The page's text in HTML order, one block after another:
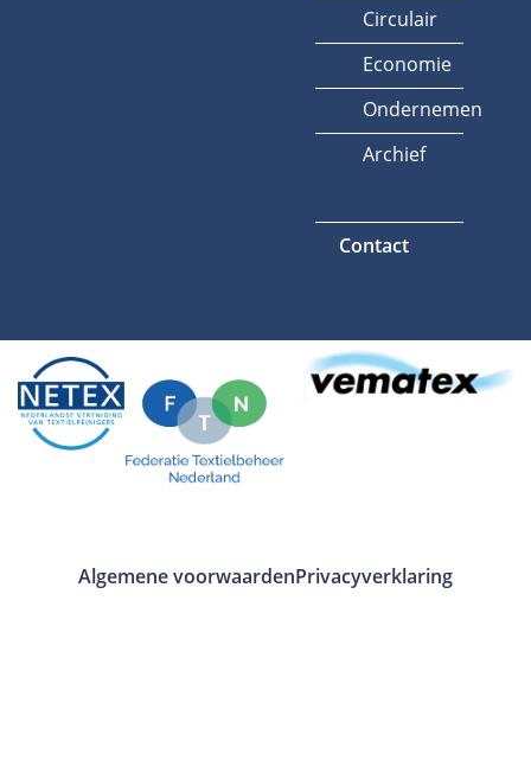
Circulair
Economie
Ondernemen
Archief
Contact
Algemene voorwaardenPrivacyverklaring